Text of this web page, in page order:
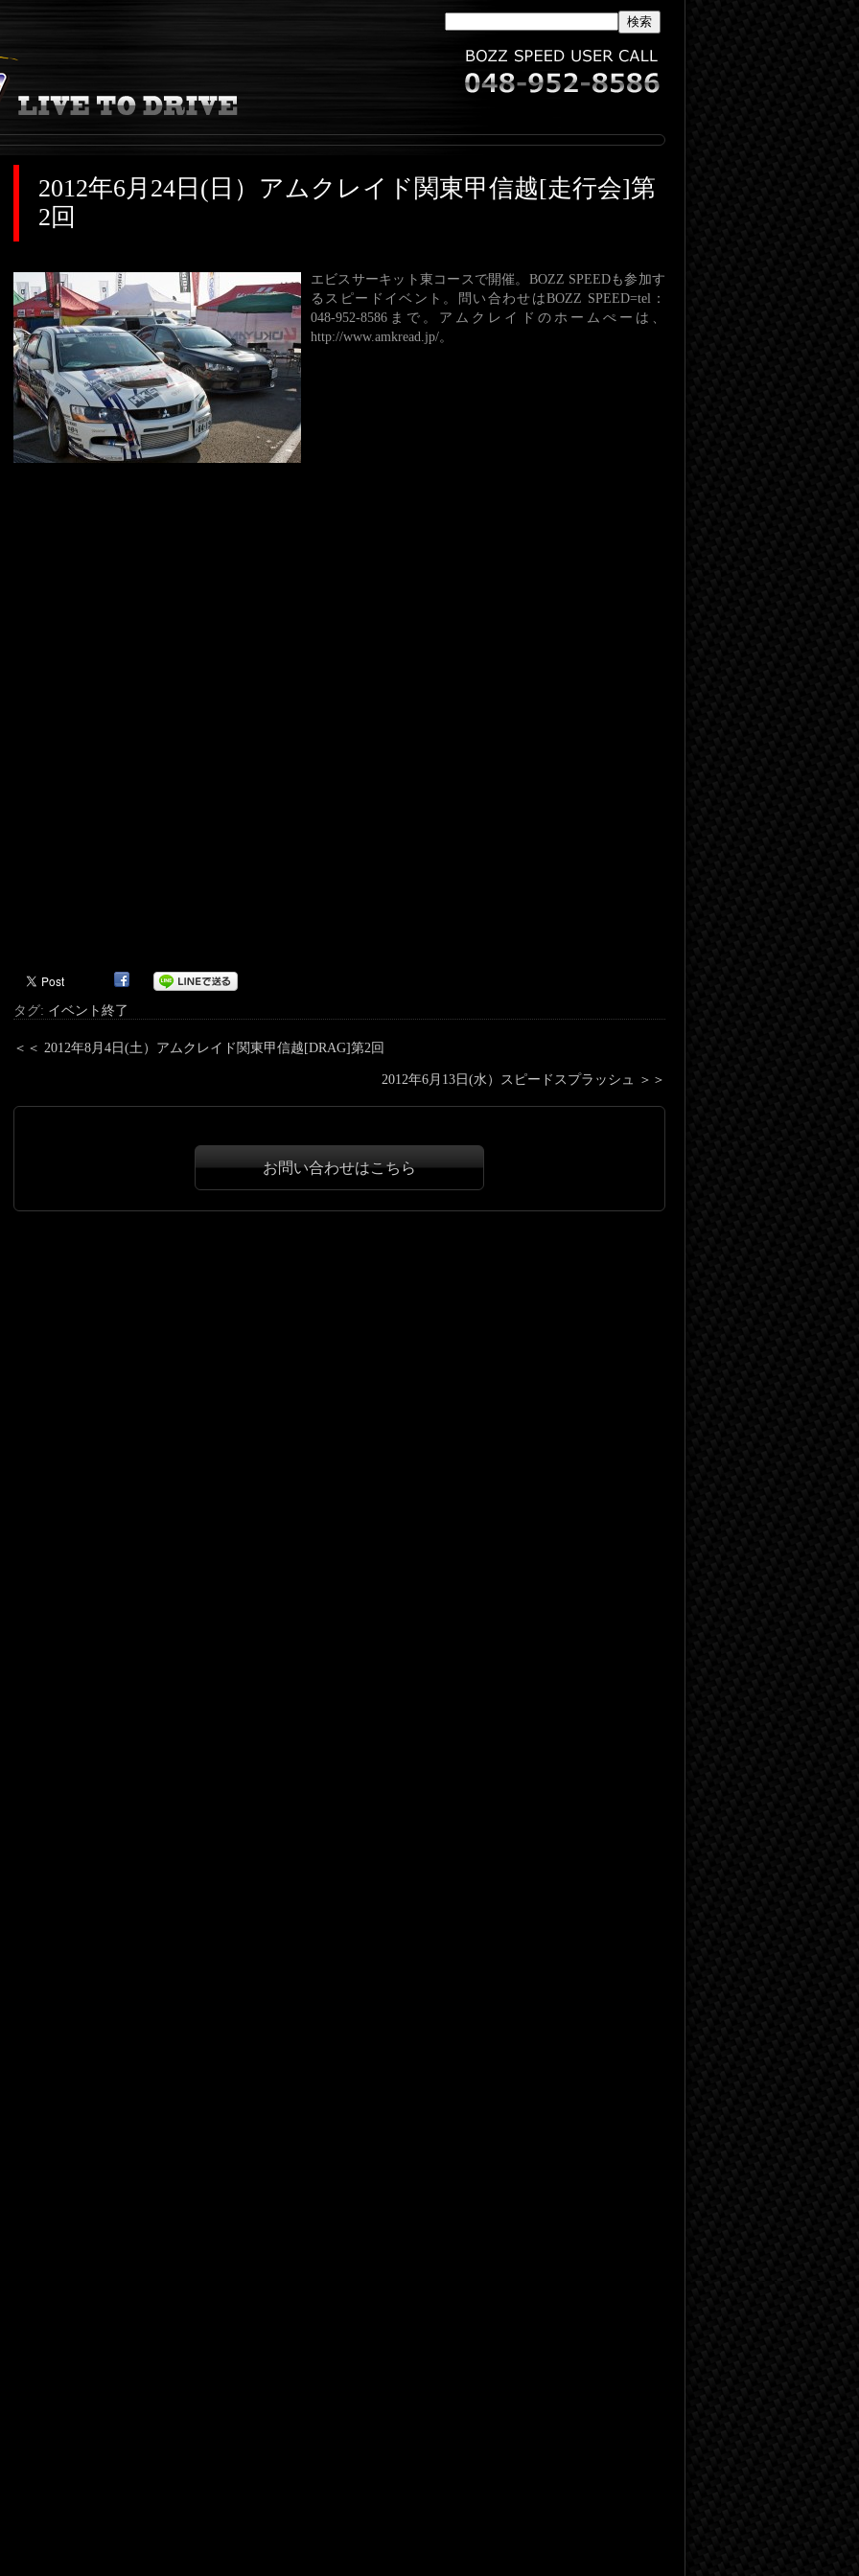
2012年6月24日(日）アムクレイド関東甲信越[走行会]第
2回
エビスサーキット東コースで開催。BOZZ SPEEDも参加す
るスピードイベント。問い合わせはBOZZ SPEED=tel：
048-952-8586まで。アムクレイドのホームぺーは、
http://www.amkread.jp/。
タグ: イベント終了
＜＜ 2012年8月4日(土）アムクレイド関東甲信越[DRAG]第2回
2012年6月13日(水）スピードスプラッシュ ＞＞
お問い合わせはこちら